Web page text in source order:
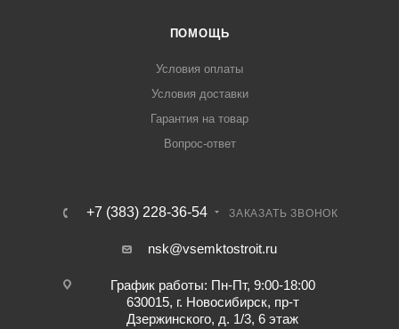
ПОМОЩЬ
Условия оплаты
Условия доставки
Гарантия на товар
Вопрос-ответ
+7 (383) 228-36-54 ЗАКАЗАТЬ ЗВОНОК
nsk@vsemktostroit.ru
График работы: Пн-Пт, 9:00-18:00
630015, г. Новосибирск, пр-т
Дзержинского, д. 1/3, 6 этаж